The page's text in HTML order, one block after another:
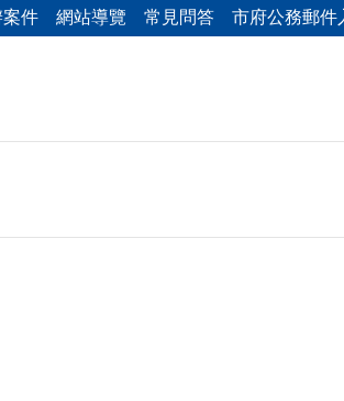
案件 網站導覽 常見問答 市府公務郵件